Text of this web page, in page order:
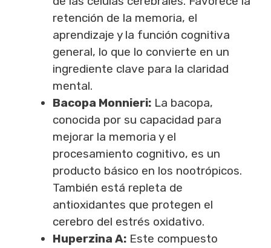
retención de la memoria, el
aprendizaje y la función cognitiva
general, lo que lo convierte en un
ingrediente clave para la claridad
mental.
Bacopa Monnieri: La bacopa,
conocida por su capacidad para
mejorar la memoria y el
procesamiento cognitivo, es un
producto básico en los nootrópicos.
También está repleta de
antioxidantes que protegen el
cerebro del estrés oxidativo.
Huperzina A: Este compuesto